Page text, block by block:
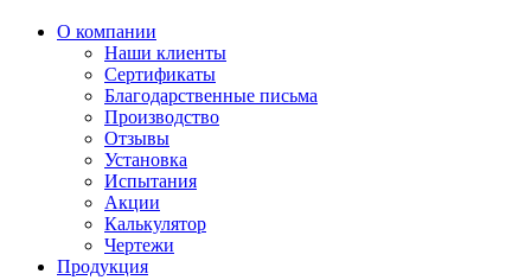
О компании
Наши клиенты
Сертификаты
Благодарственные письма
Производство
Отзывы
Установка
Испытания
Акции
Калькулятор
Чертежи
Продукция